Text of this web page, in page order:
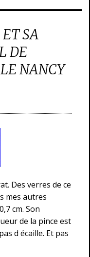
SA
DE
NANCY
Des verres de ce
mes autres
cm. Son
de la pince est
d écaille. Et pas